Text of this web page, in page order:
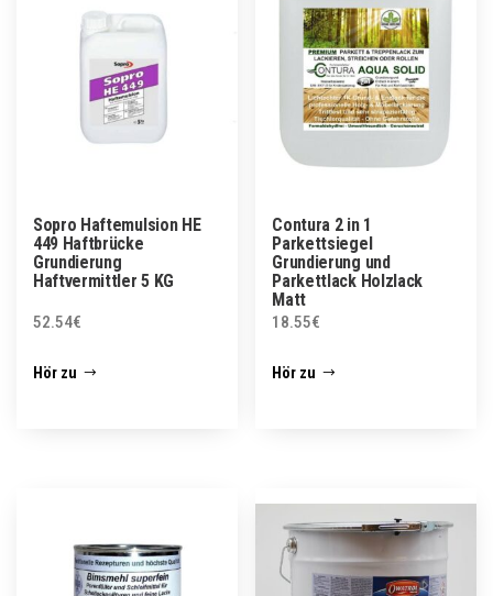
Sopro Haftemulsion HE
449 Haftbrücke
Grundierung
Haftvermittler 5 KG
52.54€
Hör zu
Contura 2 in 1
Parkettsiegel
Grundierung und
Parkettlack Holzlack
Matt
18.55€
Hör zu